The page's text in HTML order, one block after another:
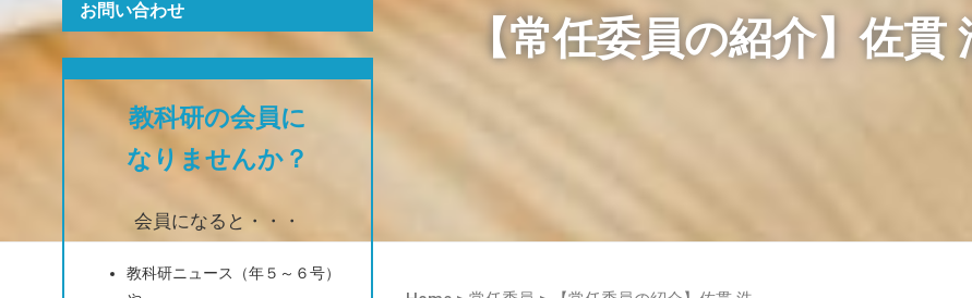
【常任委員の紹介】佐貫
お問い合わせ
教科研の会員に
なりませんか？
会員になると・・・
教科研ニュース（年５～６号）